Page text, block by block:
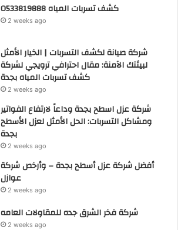
كشف تسربات المياه 0533819888
2 weeks ago
شركة صيانة لكشف التسربات | الخيار الأمثل
لبيئتك الآمنة: مقال احترافي ترويجي لشركة
كشف تسربات المياه بجدة
2 weeks ago
شركة عزل اسطح بجدة وداعاً لارتفاع الفواتير
ومشاكل التسربات: الحل الأمثل لعزل الأسطح
بجدة
2 weeks ago
أفضل شركة عزل أسطح بجدة – وأرخص شركة
عوازل
2 weeks ago
شركة فخر الشرق جده للمقاولات العامه
2 weeks ago